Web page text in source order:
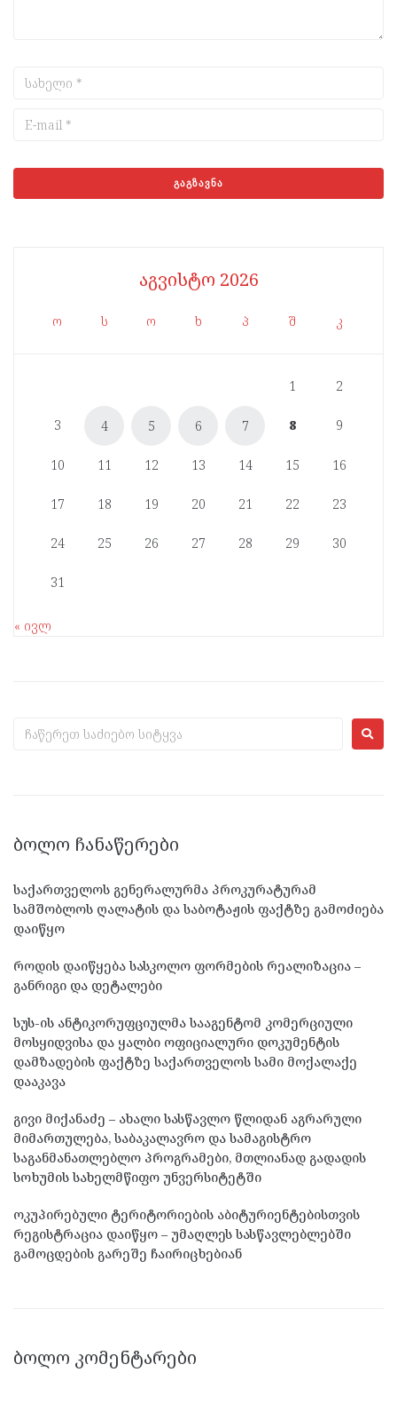
აგვისტო 2026
ო ს ო ხ პ შ კ
1 2
3 4 5 6 7 8 9
10 11 12 13 14 15 16
17 18 19 20 21 22 23
24 25 26 27 28 29 30
31
« ივლ
ᲑᲝᲚᲝ ᲩᲐᲜᲐᲬᲔᲠᲔᲑᲘ
საქართველოს გენერალურმა პროკურატურამ
სამშობლოს ღალატის და საბოტაჟის ფაქტზე გამოძიება
დაიწყო
როდის დაიწყება სასკოლო ფორმების რეალიზაცია –
განრიგი და დეტალები
სუს-ის ანტიკორუფციულმა სააგენტომ კომერციული
მოსყიდვისა და ყალბი ოფიციალური დოკუმენტის
დამზადების ფაქტზე საქართველოს სამი მოქალაქე
დააკავა
გივი მიქანაძე – ახალი სასწავლო წლიდან აგრარული
მიმართულება, საბაკალავრო და სამაგისტრო
საგანმანათლებლო პროგრამები, მთლიანად გადადის
სოხუმის სახელმწიფო უნვერსიტეტში
ოკუპირებული ტერიტორიების აბიტურიენტებისთვის
რეგისტრაცია დაიწყო – უმაღლეს სასწავლებლებში
გამოცდების გარეშე ჩაირიცხებიან
ᲑᲝᲚᲝ ᲙᲝᲛᲔᲜᲢᲐᲠᲔᲑᲘ